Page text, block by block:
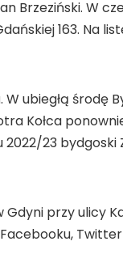
Brzeziński. W
163. Na
ubiegłą środę
Kołca
23 bydgoski
przy ulicy